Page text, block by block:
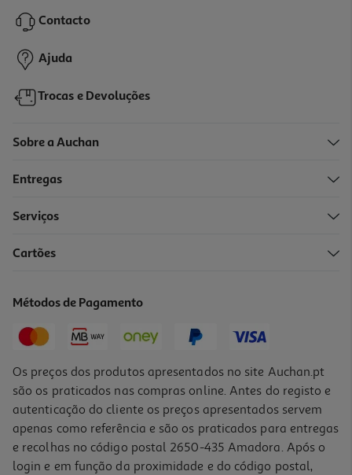
139,99 €
Contacto
Ajuda
Trocas e Devoluções
Sobre a Auchan
Entregas
Serviços
Cartões
Métodos de Pagamento
Os preços dos produtos apresentados no site Auchan.pt
são os praticados nas compras online. Antes do registo e
autenticação do cliente os preços apresentados servem
apenas como referência e são os praticados para entregas
e recolhas no código postal 2650-435 Amadora. Após o
login e em função da proximidade e do código postal,